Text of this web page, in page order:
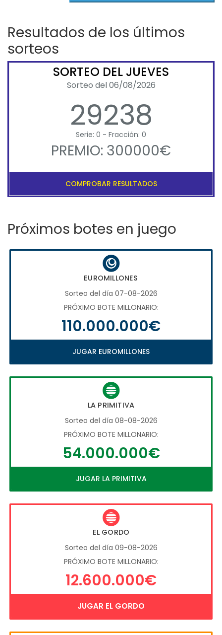
Resultados de los últimos
sorteos
SORTEO DEL JUEVES
Sorteo del 06/08/2026
29238
Serie: 0 - Fracción: 0
PREMIO: 300000€
COMPROBAR RESULTADOS
Próximos botes en juego
EUROMILLONES
Sorteo del día 07-08-2026
PRÓXIMO BOTE MILLONARIO:
110.000.000€
JUGAR EUROMILLONES
LA PRIMITIVA
Sorteo del día 08-08-2026
PRÓXIMO BOTE MILLONARIO:
54.000.000€
JUGAR LA PRIMITIVA
EL GORDO
Sorteo del día 09-08-2026
PRÓXIMO BOTE MILLONARIO:
12.600.000€
JUGAR EL GORDO